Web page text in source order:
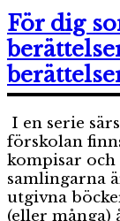
För dig
I en serie
förskolan
kompisar
samlingarna
utgivna
(eller många)